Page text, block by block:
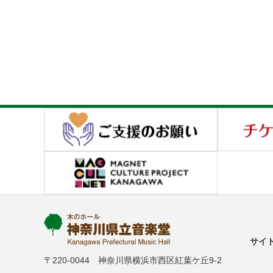
〒220-0044 神奈川県横浜市西区紅葉ケ丘9-2
サイ